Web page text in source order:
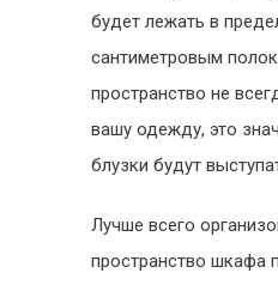
будет лежать в
сантиметровым
пространство не
вашу одежду, это
блузки будут
Лучше всего
пространство шкафа